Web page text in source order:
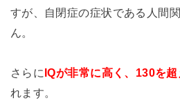
すが、自閉症の症状である人間
ん。
さらにIQが非常に高く、130を
れます。